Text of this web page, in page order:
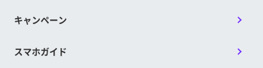
キャンペーン
スマホガイド